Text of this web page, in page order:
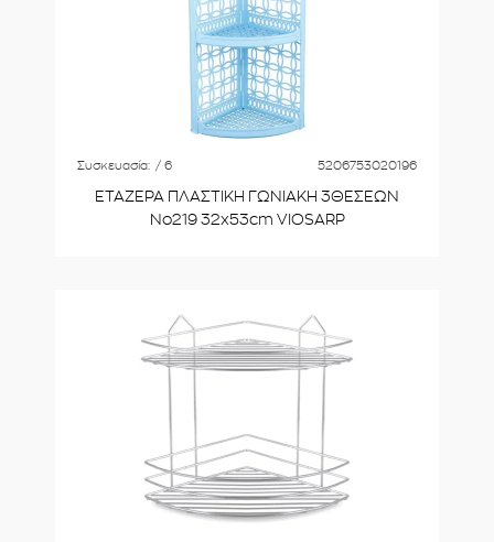
Συσκευασία: / 6 5206753020196
ΕΤΑΖΕΡΑ ΠΛΑΣΤΙΚΗ ΓΩΝΙΑΚΗ 3ΘΕΣΕΩΝ
Νο219 32x53cm VIOSARP